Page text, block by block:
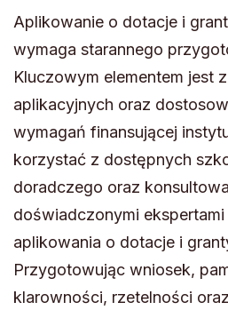
Aplikowanie o dotacje i
wymaga starannego
Kluczowym elementem jest
aplikacyjnych oraz
wymagań finansującej
korzystać z dostępnych
doradczego oraz
doświadczonymi
aplikowania o dotacje i
Przygotowując wniosek,
klarowności, rzetelności